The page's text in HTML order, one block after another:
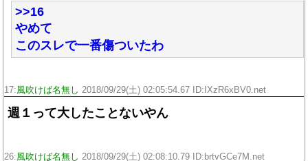
>>16
やめて
このスレで一番傷ついたわ
17:風吹けば名無し 2018/09/29(土) 02:05:54.67 ID:IXzR6xBV0.net
週１って大したことないやん
26:風吹けば名無し 2018/09/29(土) 02:08:10.79 ID:brtvGCe7M.net